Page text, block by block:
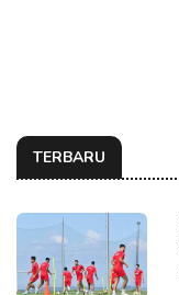
TERBARU